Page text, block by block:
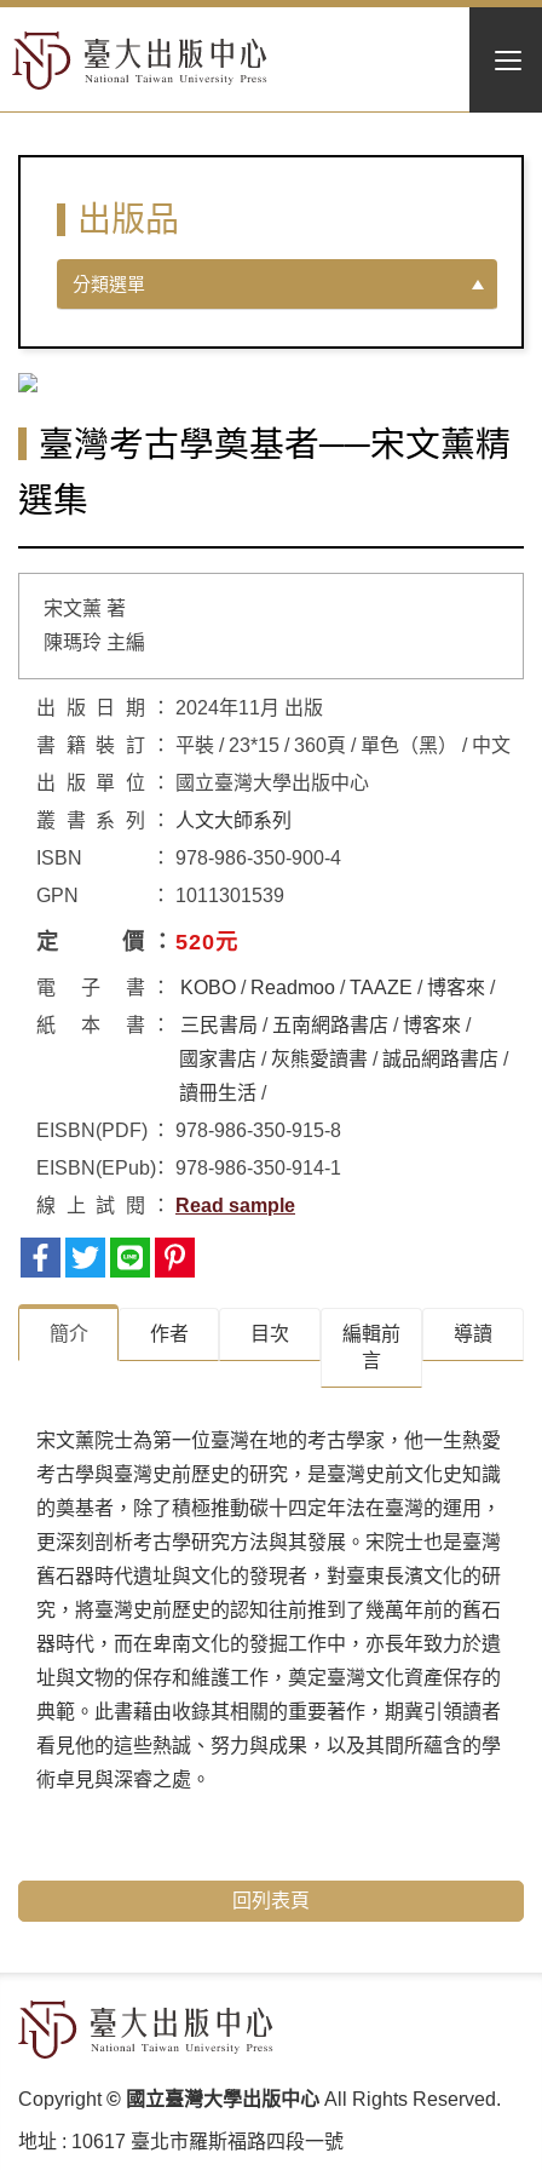
出版品
分類選單
臺灣考古學奠基者──宋文薰精
選集
宋文薰 著
陳瑪玲 主編
出版日期
2024年11月 出版
書籍裝訂
平裝 / 23*15 / 360頁 / 單色（黑） / 中文
出版單位
國立臺灣大學出版中心
叢書系列
人文大師系列
ISBN
978-986-350-900-4
GPN
1011301539
定價 520元
電子書 KOBO / Readmoo /TAAZE /博客來 /
紙本書
三民書局 / 五南網路書店 /博客來 /
國家書店 / 灰熊愛讀書 /誠品網路書店 /
讀冊生活 /
EISBN(PDF)
978-986-350-915-8
EISBN(EPub)
978-986-350-914-1
線上試閱
Read sample
簡介 作者 目次
編輯前
言
導讀
宋文薰院士為第一位臺灣在地的考古學家，他一生熱愛
考古學與臺灣史前歷史的研究，是臺灣史前文化史知識
的奠基者，除了積極推動碳十四定年法在臺灣的運用，
更深刻剖析考古學研究方法與其發展。宋院士也是臺灣
舊石器時代遺址與文化的發現者，對臺東長濱文化的研
究，將臺灣史前歷史的認知往前推到了幾萬年前的舊石
器時代，而在卑南文化的發掘工作中，亦長年致力於遺
址與文物的保存和維護工作，奠定臺灣文化資產保存的
典範。此書藉由收錄其相關的重要著作，期冀引領讀者
看見他的這些熱誠、努力與成果，以及其間所蘊含的學
術卓見與深睿之處。
回列表頁
Copyright© 國立臺灣大學出版中心 All Rights Reserved.
地址 : 10617 臺北市羅斯福路四段⼀號